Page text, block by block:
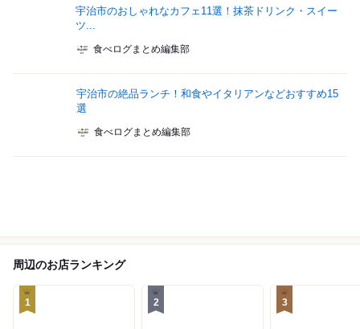
宇治市のおしゃれなカフェ11選！抹茶ドリンク・スイー
ツ...
食べログまとめ編集部
宇治市の絶品ランチ！和食やイタリアンなどおすすめ15
選
食べログまとめ編集部
周辺のお店ランキング
1 2 3